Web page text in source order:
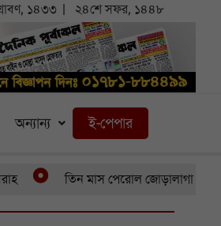
১৪৩৩ ২৪শে সফর, ১৪৪৮
অন্যান্য ই-পেপার
তিন মাস পেরোল জোড়ালাগা যমজের,